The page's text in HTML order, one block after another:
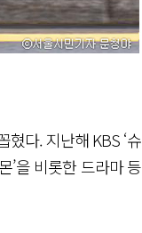
혔다. 지난해 KBS ‘슈
’을 비롯한 드라마 등